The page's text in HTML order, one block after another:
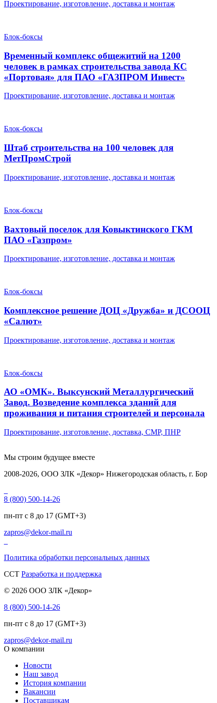
Проектирование, изготовление, доставка и монтаж
Блок-боксы
Временный комплекс общежитий на 1200
человек в рамках строительства завода КС
«Портовая» для ПАО «ГАЗПРОМ Инвест»
Проектирование, изготовление, доставка и монтаж
Блок-боксы
Штаб строительства на 100 человек для
МетПромСтрой
Проектирование, изготовление, доставка и монтаж
Блок-боксы
Вахтовый поселок для Ковыктинского ГКМ
ПАО «Газпром»
Проектирование, изготовление, доставка и монтаж
Блок-боксы
Комплексное решение ДОЦ «Дружба» и ДСООЦ
«Салют»
Проектирование, изготовление, доставка и монтаж
Блок-боксы
АО «ОМК». Выксунский Металлургический
Завод. Возведение комплекса зданий для
проживания и питания строителей и персонала
Проектирование, изготовление, доставка, СМР, ПНР
Мы строим будущее вместе
2008-2026, ООО ЗЛК «Декор» Нижегородская область, г. Бор
8 (800) 500-14-26
пн-пт с 8 до 17 (GMT+3)
zapros@dekor-mail.ru
Политика обработки персональных данных
CCT Разработка и поддержка
© 2026 ООО ЗЛК «Декор»
8 (800) 500-14-26
пн-пт с 8 до 17 (GMT+3)
zapros@dekor-mail.ru
О компании
Новости
Наш завод
История компании
Вакансии
Поставщикам